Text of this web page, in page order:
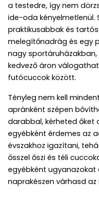
a testedre, így nem
ide-oda kényelmetlenül.
praktikusabbak és
melegítőnadrág és egy
nagy
kedvező áron
futócuccok között.
Tényleg nem kell
apránként szépen
darabbal, kérheted őket
egyébként érdemes az
évszakhoz igazítani,
ősszel őszi és téli
egyébként ugyanazokat
naprakészen várhasd